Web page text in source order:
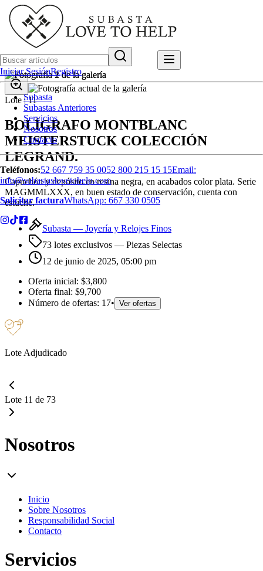
Iniciar SesiónRegistro
Subasta
Subastas Anteriores
Servicios
Nosotros
Contacto
Teléfonos:52 667 759 35 0052 800 215 15 15Email:
info@subastaslovetohelp.com
Solicitar facturaWhatsApp: 667 330 0505
Lote |11
BOLÍGRAFO MONTBLANC
MEISTERSTUCK COLECCIÓN
LEGRAND.
Capuchón y depósito en resina negra, en acabados color plata. Serie
MAGMMLXXX, en buen estado de conservación, cuenta con
estuche.
Subasta — Joyería y Relojes Finos
73 lotes exclusivos — Piezas Selectas
12 de junio de 2025, 05:00 pm
Oferta inicial: $3,800
Oferta final: $9,700
Número de ofertas: 17• Ver ofertas
Lote Adjudicado
Lote 11 de 73
Nosotros
Inicio
Sobre Nosotros
Responsabilidad Social
Contacto
Servicios